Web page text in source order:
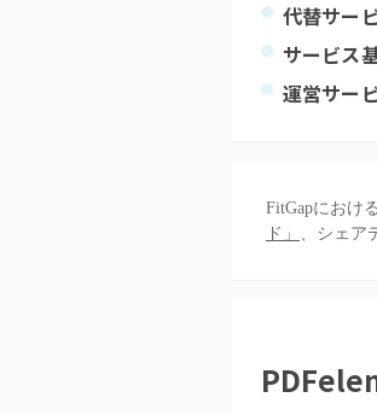
代替サー
サービス
運営サー
FitGapにおけ
ド」 、シェア